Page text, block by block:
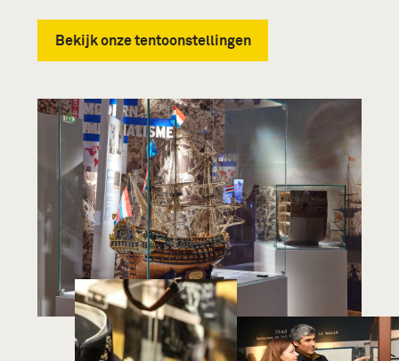
Bekijk onze tentoonstellingen